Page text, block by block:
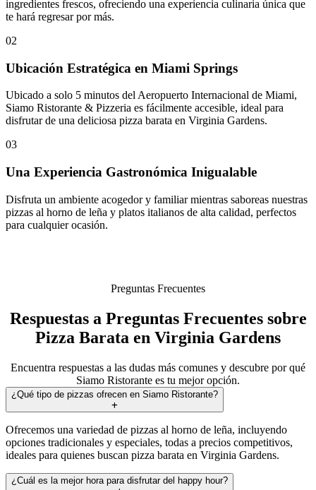
ingredientes frescos, ofreciendo una experiencia culinaria única que
te hará regresar por más.
02
Ubicación Estratégica en Miami Springs
Ubicado a solo 5 minutos del Aeropuerto Internacional de Miami,
Siamo Ristorante & Pizzeria es fácilmente accesible, ideal para
disfrutar de una deliciosa pizza barata en Virginia Gardens.
03
Una Experiencia Gastronómica Inigualable
Disfruta un ambiente acogedor y familiar mientras saboreas nuestras
pizzas al horno de leña y platos italianos de alta calidad, perfectos
para cualquier ocasión.
Preguntas Frecuentes
Respuestas a Preguntas Frecuentes sobre
Pizza Barata en Virginia Gardens
Encuentra respuestas a las dudas más comunes y descubre por qué
Siamo Ristorante es tu mejor opción.
¿Qué tipo de pizzas ofrecen en Siamo Ristorante?
Ofrecemos una variedad de pizzas al horno de leña, incluyendo
opciones tradicionales y especiales, todas a precios competitivos,
ideales para quienes buscan pizza barata en Virginia Gardens.
¿Cuál es la mejor hora para disfrutar del happy hour?